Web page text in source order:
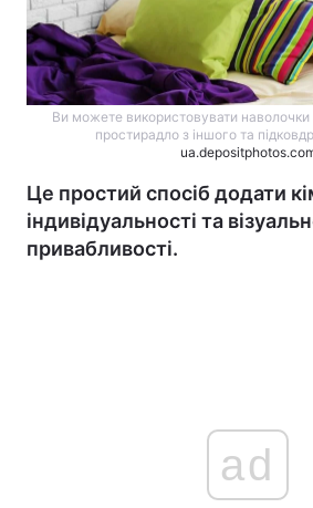
Ви можете використовувати наволочки
простирадло з іншого та
Це простий спосіб додати
індивідуальності та
привабливості.
ad